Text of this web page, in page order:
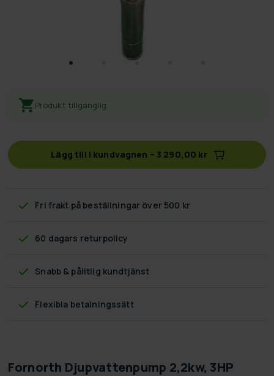
Produkt tillgänglig
Lägg till i kundvagnen – 3 290,00 kr
Fri frakt på beställningar över 500 kr
60 dagars returpolicy
Snabb & pålitlig kundtjänst
Flexibla betalningssätt
Fornorth Djupvattenpump 2,2kw, 3HP